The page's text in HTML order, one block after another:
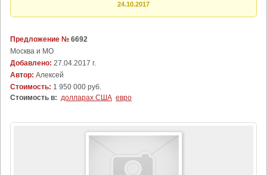
24.10.2017
Предложение № 6692
Москва и МО
Добавлено: 27.04.2017 г.
Автор: Алексей
Стоимость: 1 950 000 руб.
Стоимость в: долларах США евро